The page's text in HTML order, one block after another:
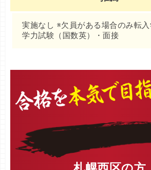
実施なし ※欠員がある場合のみ転入
学力試験（国数英）・面接